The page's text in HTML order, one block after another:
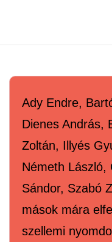
Ady Endre,
Dienes András,
Zoltán, Illyés
Németh László,
Sándor, Szabó
mások mára
szellemi